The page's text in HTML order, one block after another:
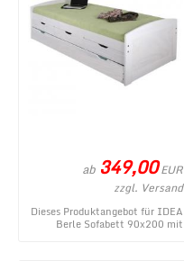
ab 349,00EUR
zzgl. Versand
Dieses Produktangebot für IDEA
Berle Sofabett 90x200 mit